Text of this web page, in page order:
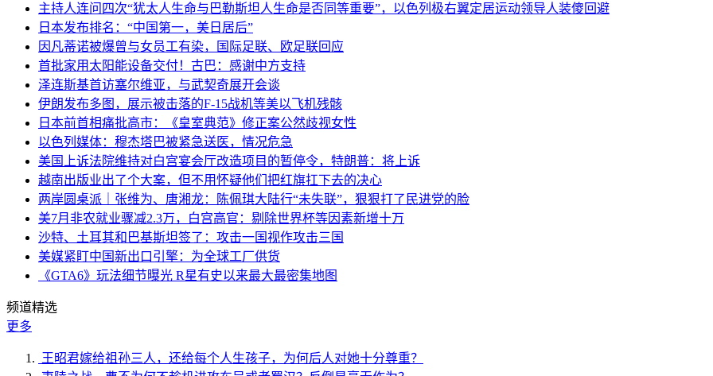
主持人连问四次“犹太人生命与巴勒斯坦人生命是否同等重要”，以色列极右翼定居运动领导人装傻回避
日本发布排名：“中国第一，美日居后”
因凡蒂诺被爆曾与女员工有染，国际足联、欧足联回应
首批家用太阳能设备交付！古巴：感谢中方支持
泽连斯基首访塞尔维亚，与武契奇展开会谈
伊朗发布多图，展示被击落的F-15战机等美以飞机残骸
日本前首相痛批高市：《皇室典范》修正案公然歧视女性
以色列媒体：穆杰塔巴被紧急送医，情况危急
美国上诉法院维持对白宫宴会厅改造项目的暂停令，特朗普：将上诉
越南出版业出了个大案，但不用怀疑他们把红旗扛下去的决心
两岸圆桌派｜张维为、唐湘龙：陈佩琪大陆行“未失联”，狠狠打了民进党的脸
美7月非农就业骤减2.3万，白宫高官：剔除世界杯等因素新增十万
沙特、土耳其和巴基斯坦签了：攻击一国视作攻击三国
美媒紧盯中国新出口引擎：为全球工厂供货
《GTA6》玩法细节曝光 R星有史以来最大最密集地图
频道精选
更多
王昭君嫁给祖孙三人，还给每个人生孩子，为何后人对她十分尊重？